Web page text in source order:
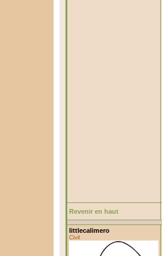
Revenir en haut
littlecalimero
Civil